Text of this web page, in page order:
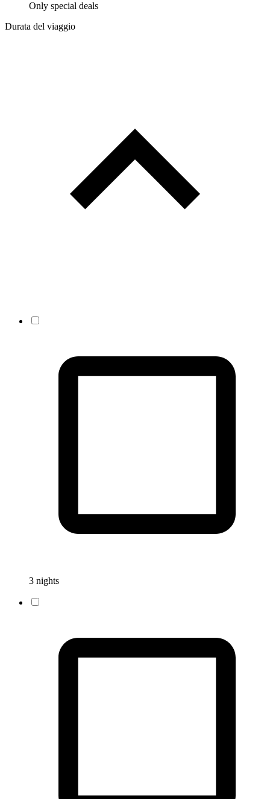
Only special deals
Durata del viaggio
3 nights